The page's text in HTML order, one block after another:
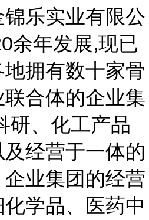
乐实业有限公
余年发展,现已
拥有数十家骨
合体的企业集
研、化工产品
经营于一体的
业集团的经营
学品、医药中